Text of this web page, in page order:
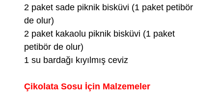
2 paket sade piknik bisküvi (1 paket petibör
de olur)
2 paket kakaolu piknik bisküvi (1 paket
petibör de olur)
1 su bardağı kıyılmış ceviz
Çikolata Sosu İçin Malzemeler